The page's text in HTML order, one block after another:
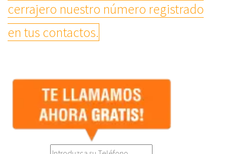
cerrajero nuestro número registrado
en tus contactos.